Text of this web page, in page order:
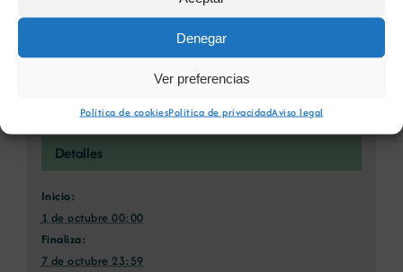
Denegar
Ver preferencias
Política de cookiesPolítica de privacidadAviso legal
Minería y Materias Primas
Detalles
Inicio:
1 de octubre 00:00
Finaliza:
7 de octubre 23:59